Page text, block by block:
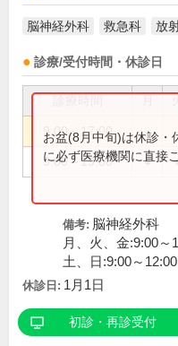
脳神経外科 救急科 放
診療/受付時間・休診日
9:00～17:00
9:00～19:00 ●
お盆(8月中旬)は休診・
に必ず医療機関に直接
備考: 脳神経外科
月、火、金:9:00～
土、日:9:00～
休診日: 1月1日
初診・再診受付